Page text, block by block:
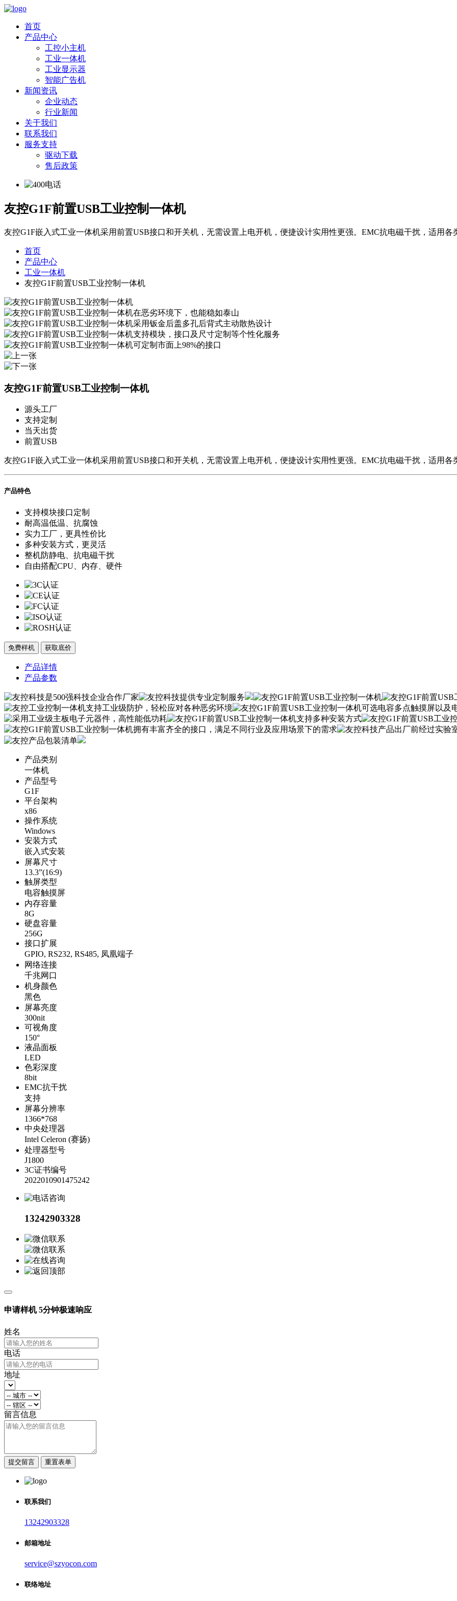
首页
产品中心
工控小主机
工业一体机
工业显示器
智能广告机
新闻资讯
企业动态
行业新闻
关于我们
联系我们
服务支持
驱动下载
售后政策
友控G1F前置USB工业控制一体机
友控G1F嵌入式工业一体机采用前置USB接口和开关机，无需设置上电开机，便捷设计实用性更强。EMC抗电磁干扰，适用各
首页
产品中心
工业一体机
友控G1F前置USB工业控制一体机
友控G1F前置USB工业控制一体机
源头工厂
支持定制
当天出货
前置USB
友控G1F嵌入式工业一体机采用前置USB接口和开关机，无需设置上电开机，便捷设计实用性更强。EMC抗电磁干扰，适用各
产品特色
支持模块接口定制
耐高温低温、抗腐蚀
实力工厂，更具性价比
多种安装方式，更灵活
整机防静电、抗电磁干扰
自由搭配CPU、内存、硬件
免费样机 获取底价
产品详情
产品参数
产品类别
一体机
产品型号
G1F
平台架构
x86
操作系统
Windows
安装方式
嵌入式安装
屏幕尺寸
13.3”(16:9)
触屏类型
电容触摸屏
内存容量
8G
硬盘容量
256G
接口扩展
GPIO, RS232, RS485, 凤凰端子
网络连接
千兆网口
机身颜色
黑色
屏幕亮度
300nit
可视角度
150°
液晶面板
LED
色彩深度
8bit
EMC抗干扰
支持
屏幕分辨率
1366*768
中央处理器
Intel Celeron (赛扬)
处理器型号
J1800
3C证书编号
2022010901475242
13242903328
申请样机5分钟极速响应
姓名
电话
地址
留言信息
提交留言 重置表单
联系我们
13242903328
邮箱地址
service@szyocon.com
联络地址